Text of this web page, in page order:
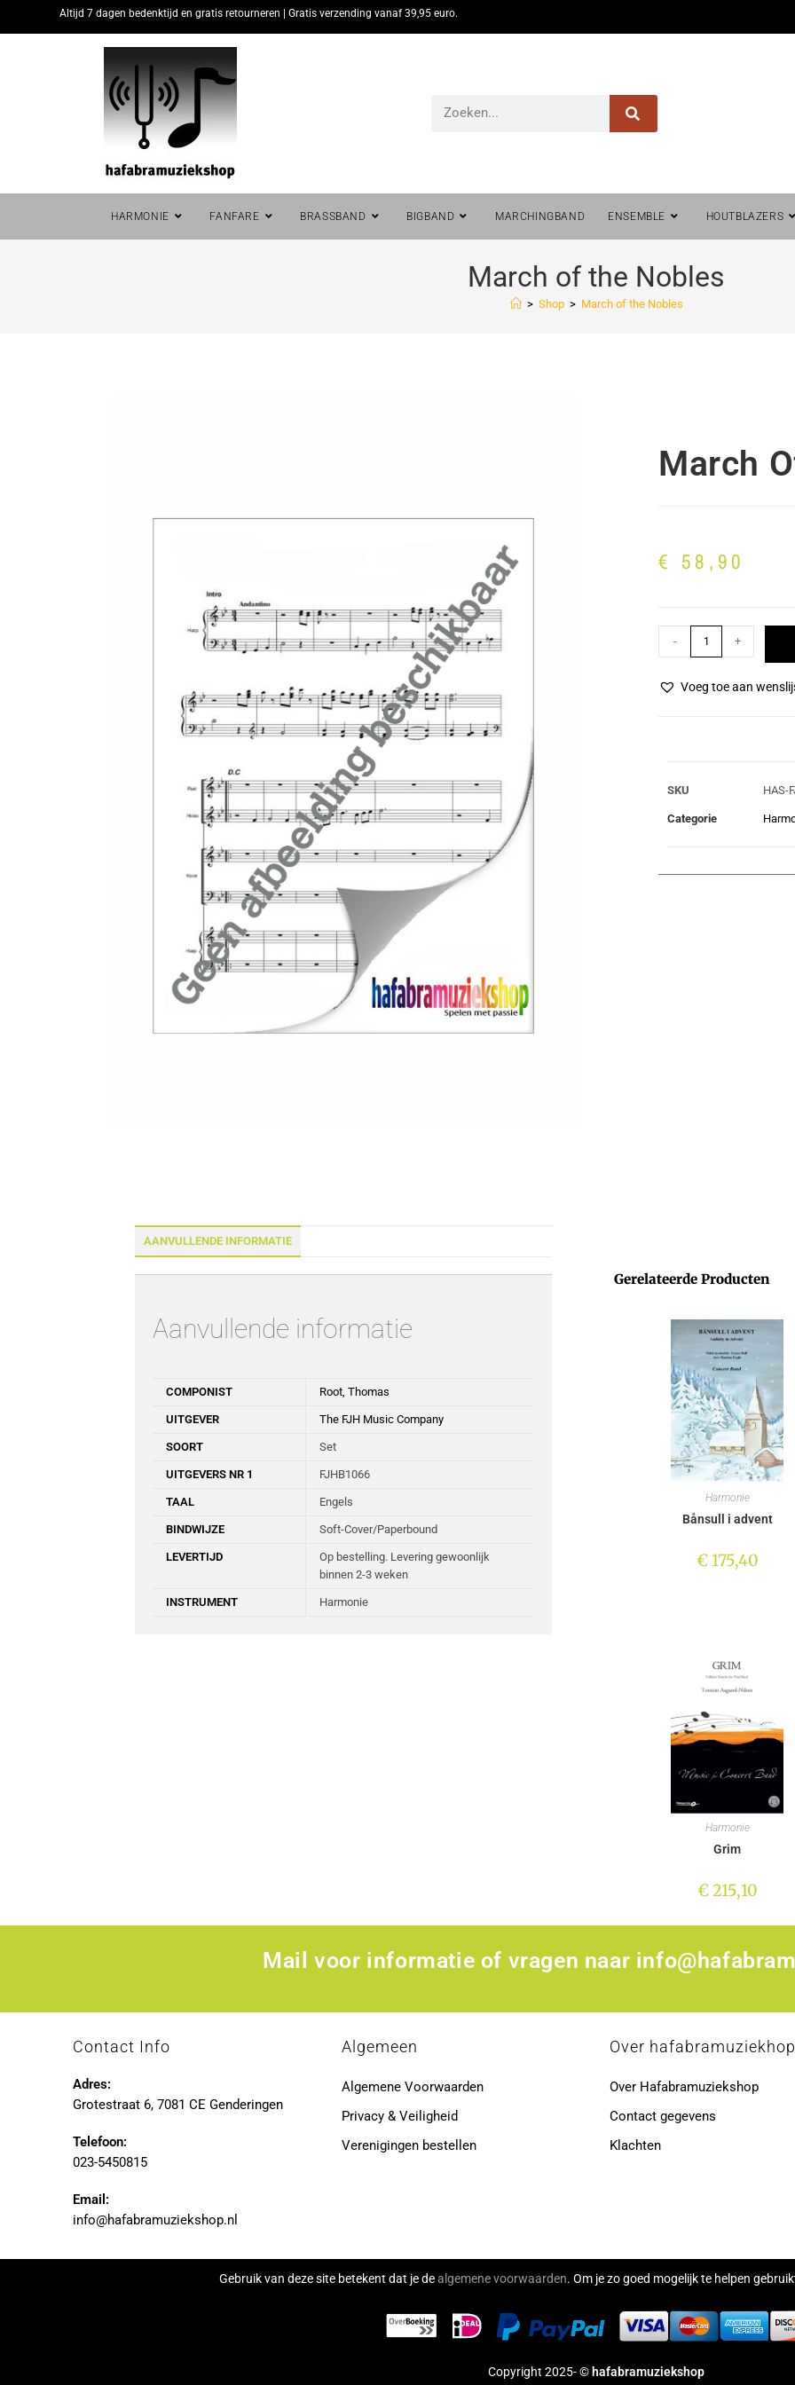
Altijd 7 dagen bedenktijd en gratis retourneren | Gratis verzending vanaf 39,95 euro.
HARMONIE FANFARE BRASSBAND BIGBAND MARCHINGBAND ENSEMBLE HOUTBLAZERS
March of the Nobles
> Shop > March of the Nobles
March
€ 58,90
- +
Voeg toe aan
SKU HAS-
Categorie
AANVULLENDE INFORMATIE
Aanvullende informatie
COMPONIST Root, Thomas
UITGEVER The FJH Music Company
SOORT Set
UITGEVERS NR 1 FJHB1066
TAAL Engels
BINDWIJZE Soft-Cover/Paperbound
LEVERTIJD
Op bestelling. Levering gewoonlijk
binnen 2-3 weken
INSTRUMENT Harmonie
Gerelateerde Producten
Harmonie
Bånsull i advent
€175,40
Harmonie
Grim
€215,10
Mail voor informatie of vragen naar
Contact Info
Adres:
Grotestraat 6, 7081 CE Genderingen
Telefoon:
023-5450815
Email:
info@hafabramuziekshop.nl
Algemeen
Algemene Voorwaarden
Privacy & Veiligheid
Verenigingen bestellen
Over hafabramuziekhop
Over Hafabramuziekshop
Contact gegevens
Klachten
Gebruik van deze site betekent dat je dealgemene voorwaarden. Om je zo goed mogelijk te helpen
Copyright 2025- ©hafabramuziekshop